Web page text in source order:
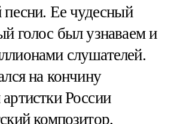
песни. Ее чудесный
голос был узнаваем и
слушателей.
на кончину
России
композитор,